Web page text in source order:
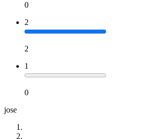
0
2
2
1
0
jose